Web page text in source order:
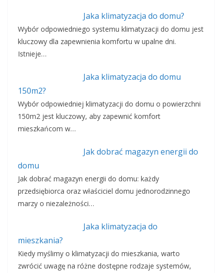
Jaka klimatyzacja do domu?
Wybór odpowiedniego systemu klimatyzacji do domu jest
kluczowy dla zapewnienia komfortu w upalne dni.
Istnieje…
Jaka klimatyzacja do domu
150m2?
Wybór odpowiedniej klimatyzacji do domu o powierzchni
150m2 jest kluczowy, aby zapewnić komfort
mieszkańcom w…
Jak dobrać magazyn energii do
domu
Jak dobrać magazyn energii do domu: każdy
przedsiębiorca oraz właściciel domu jednorodzinnego
marzy o niezależności…
Jaka klimatyzacja do
mieszkania?
Kiedy myślimy o klimatyzacji do mieszkania, warto
zwrócić uwagę na różne dostępne rodzaje systemów,